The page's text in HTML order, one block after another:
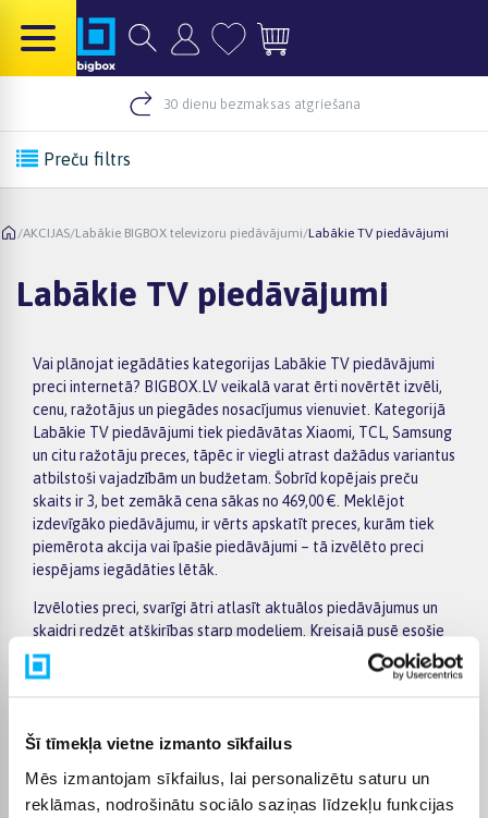
Šī tīmekļa vietne izmanto sīkfailus
Mēs izmantojam sīkfailus, lai personalizētu saturu un
reklāmas, nodrošinātu sociālo saziņas līdzekļu funkcijas
30 dienu bezmaksas atgriešana
Preču filtrs
/AKCIJAS/Labākie BIGBOX televizoru piedāvājumi/Labākie TV piedāvājumi
Labākie TV piedāvājumi
Vai plānojat iegādāties kategorijas Labākie TV piedāvājumi
preci internetā? BIGBOX.LV veikalā varat ērti novērtēt izvēli,
cenu, ražotājus un piegādes nosacījumus vienuviet. Kategorijā
Labākie TV piedāvājumi tiek piedāvātas Xiaomi, TCL, Samsung
un citu ražotāju preces, tāpēc ir viegli atrast dažādus variantus
atbilstoši vajadzībām un budžetam. Šobrīd kopējais preču
skaits ir 3, bet zemākā cena sākas no 469,00 €. Meklējot
izdevīgāko piedāvājumu, ir vērts apskatīt preces, kurām tiek
piemērota akcija vai īpašie piedāvājumi – tā izvēlēto preci
iespējams iegādāties lētāk.
Izvēloties preci, svarīgi ātri atlasīt aktuālos piedāvājumus un
skaidri redzēt atšķirības starp modeļiem. Kreisajā pusē esošie
filtri palīdz sašaurināt kategorijas Labākie TV piedāvājumi
izvēli pēc ražotāja, cenas, īpašībām vai citiem svarīgiem
detalizētāku informāciju par tehniskajiem datiem, piegādes
lēmumu pieņemt būs vieglāk.